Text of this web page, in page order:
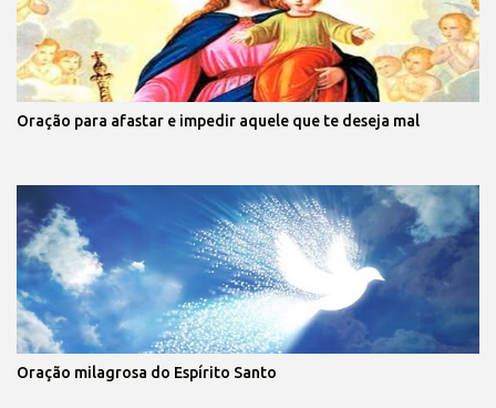
Oração para afastar e impedir aquele que te deseja mal
Oração milagrosa do Espírito Santo